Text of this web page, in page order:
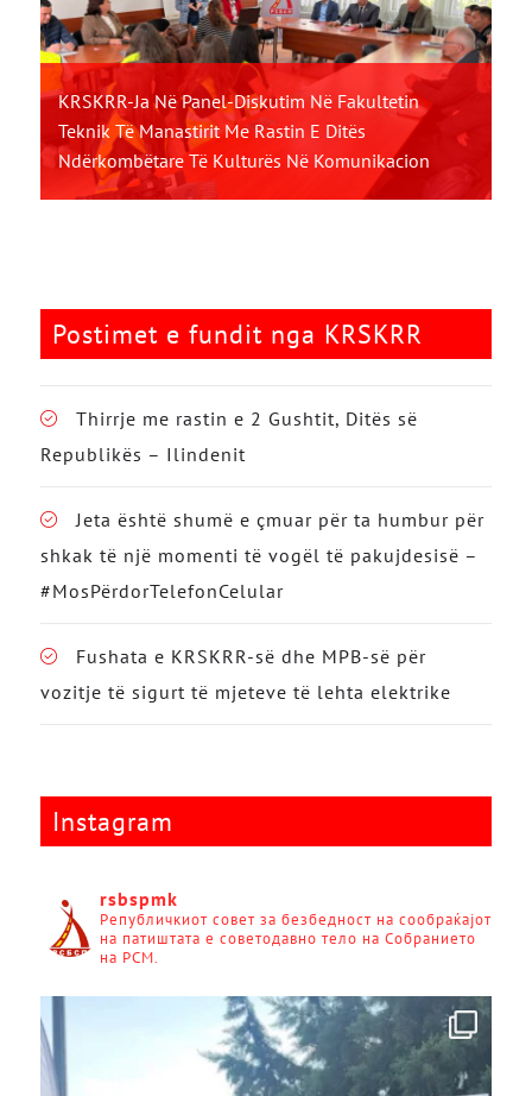
KRSKRR-Ja Në Panel-Diskutim Në Fakultetin
Teknik Të Manastirit Me Rastin E Ditës
Ndërkombëtare Të Kulturës Në Komunikacion
Postimet e fundit nga KRSKRR
Thirrje me rastin e 2 Gushtit, Ditës së
Republikës – Ilindenit
Jeta është shumë e çmuar për ta humbur për
shkak të një momenti të vogël të pakujdesisë –
#MosPërdorTelefonCelular
Fushata e KRSKRR-së dhe MPB-së për
vozitje të sigurt të mjeteve të lehta elektrike
Instagram
rsbspmk
Републичкиот совет за безбедност на сообраќајот
на патиштата е советодавно тело на Собранието
на РСМ.